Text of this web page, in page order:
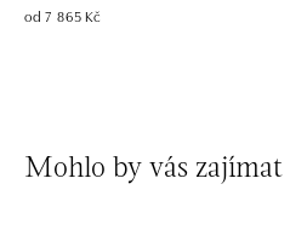
od 7 865 Kč
Mohlo by vás zajímat